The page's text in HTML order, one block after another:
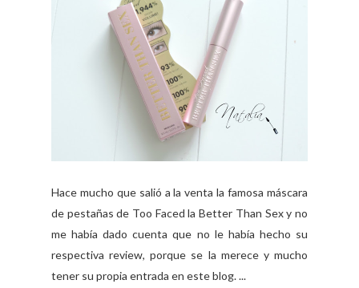
Hace mucho que salió a la venta la famosa máscara
de pestañas de Too Faced la Better Than Sex y no
me había dado cuenta que no le había hecho su
respectiva review, porque se la merece y mucho
tener su propia entrada en este blog. ...